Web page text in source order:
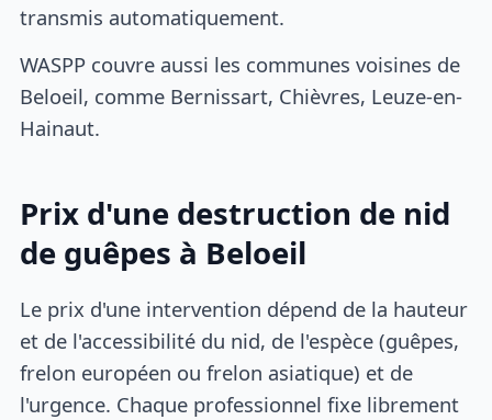
transmis automatiquement.
WASPP couvre aussi les communes voisines de
Beloeil, comme Bernissart, Chièvres, Leuze-en-
Hainaut.
Prix d'une destruction de nid
de guêpes à Beloeil
Le prix d'une intervention dépend de la hauteur
et de l'accessibilité du nid, de l'espèce (guêpes,
frelon européen ou frelon asiatique) et de
l'urgence. Chaque professionnel fixe librement